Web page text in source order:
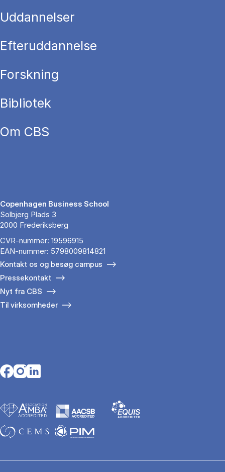
Uddannelser
Efteruddannelse
Forskning
Bibliotek
Om CBS
Copenhagen Business School
Solbjerg Plads 3
2000 Frederiksberg
CVR-nummer: 19596915
EAN-nummer: 5798009814821
Kontakt os og besøg campus
Pressekontakt
Nyt fra CBS
Til virksomheder
Opens in a new tab
Opens in a new tab
Opens in a new tab